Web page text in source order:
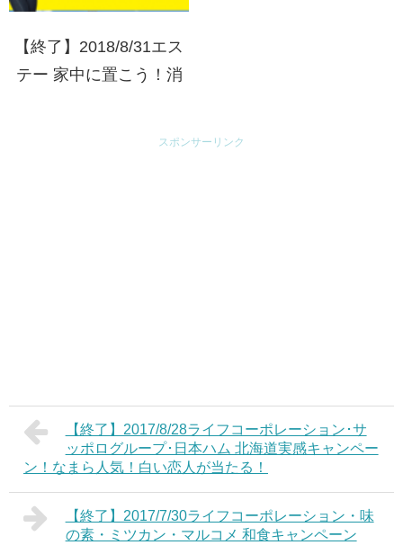
【終了】2018/8/31エス
テー 家中に置こう！消
スポンサーリンク
【終了】2017/8/28ライフコーポレーション･サ
ッポログループ･日本ハム 北海道実感キャンペー
ン！なまら人気！白い恋人が当たる！
【終了】2017/7/30ライフコーポレーション・味
の素・ミツカン・マルコメ 和食キャンペーン